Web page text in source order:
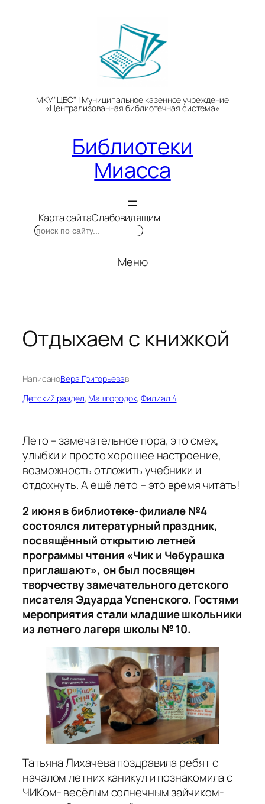
МКУ "ЦБС" | Муниципальное казенное учреждение
«Централизованная библиотечная система»
Библиотеки
Миасса
Карта сайтаСлабовидящим
Поиск
Меню
Отдыхаем с книжкой
НаписаноВера Григорьевав
Детский раздел, Машгородок, Филиал 4
Лето – замечательное пора, это смех,
улыбки и просто хорошее настроение,
возможность отложить учебники и
отдохнуть. А ещё лето – это время читать!
2 июня в библиотеке-филиале №4
состоялся литературный праздник,
посвящённый открытию летней
программы чтения «Чик и Чебурашка
приглашают», он был посвящен
творчеству замечательного детского
писателя Эдуарда Успенского. Гостями
мероприятия стали младшие школьники
из летнего лагеря школы № 10.
Татьяна Лихачева поздравила ребят с
началом летних каникул и познакомила с
ЧИКом- весёлым солнечным зайчиком-